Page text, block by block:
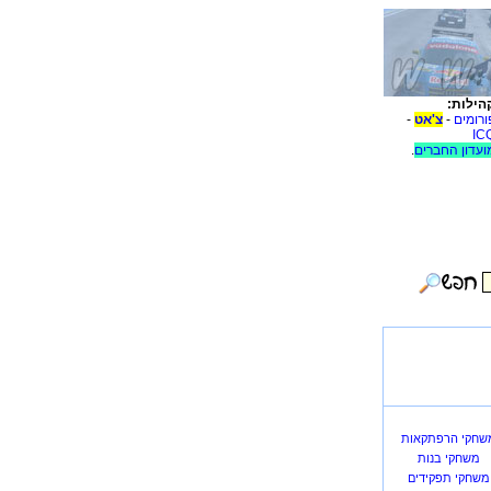
-צ'אט -
החברים.
הרפתקאות
משחקי בנות
משחקי תפקידים